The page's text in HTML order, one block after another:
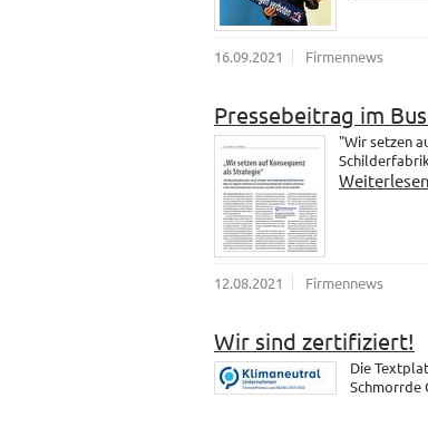
16.09.2021 Firmennews
Pressebeitrag im
"Wir setzen
Weiterlesen
12.08.2021 Firmennews
Wir sind zertifiziert!
Die
Schmorrde